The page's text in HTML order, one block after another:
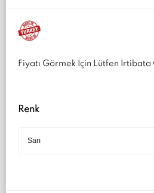
Fiyatı Görmek İçin Lütfen İrtibata
Renk